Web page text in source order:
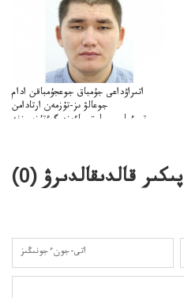
اتىراۋداعى جۇمباق جوعجۇمباقن ادام
جوعالۋ ىز-تۇزمەن ارتادامن
وتبءولىمىپوليتسياءىزەرگءتۇزسىزنە
پىكىر قالدىقالدىرۋ (0
)